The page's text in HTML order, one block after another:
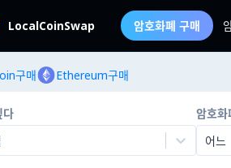
LocalCoinSwap 암호화폐 구매
구매 Ethereum구매
다
암호화
어느